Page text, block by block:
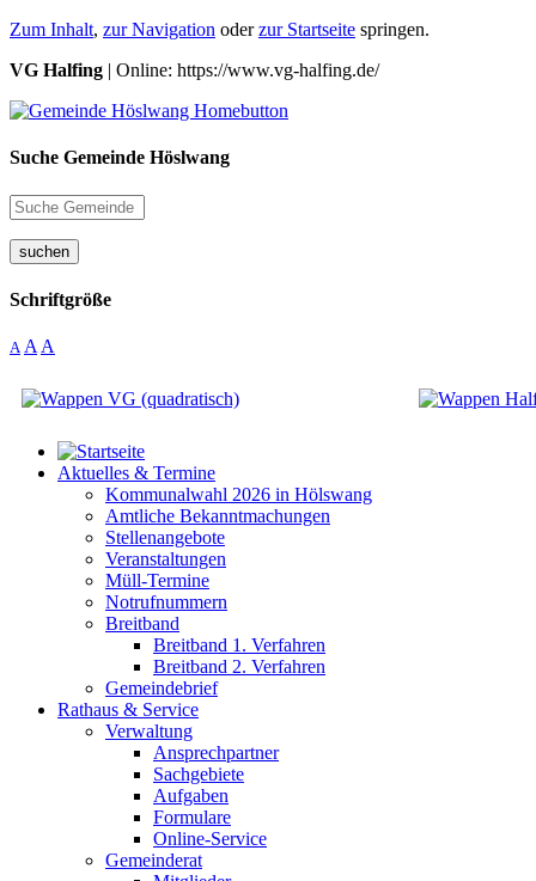
Zum Inhalt, zur Navigation oderzur Startseite springen.
VG Halfing | Online: https://www.vg-halfing.de/
Suche Gemeinde Höslwang
suchen
Schriftgröße
A A A
Aktuelles & Termine
Kommunalwahl 2026 in Hölswang
Amtliche Bekanntmachungen
Stellenangebote
Veranstaltungen
Müll-Termine
Notrufnummern
Breitband
Breitband 1. Verfahren
Breitband 2. Verfahren
Gemeindebrief
Rathaus & Service
Verwaltung
Ansprechpartner
Sachgebiete
Aufgaben
Formulare
Online-Service
Gemeinderat